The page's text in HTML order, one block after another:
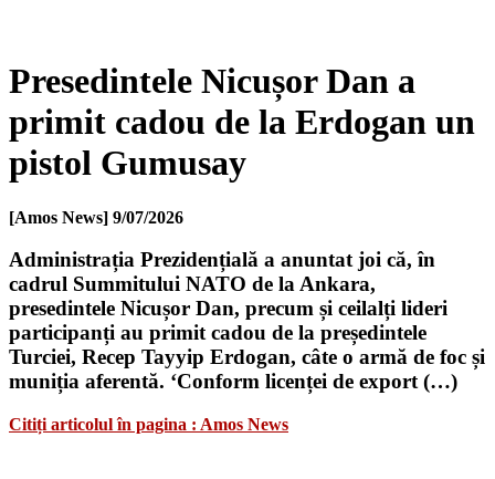
Presedintele Nicușor Dan a
primit cadou de la Erdogan un
pistol Gumusay
[Amos News] 9/07/2026
Administrația Prezidențială a anuntat joi că, în
cadrul Summitului NATO de la Ankara,
presedintele Nicușor Dan, precum și ceilalți lideri
participanți au primit cadou de la președintele
Turciei, Recep Tayyip Erdogan, câte o armă de foc și
muniția aferentă. ‘Conform licenței de export (…)
Citiți articolul în pagina : Amos News